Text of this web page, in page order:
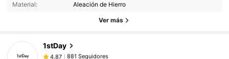
Material: Aleación de Hierro
Ver más
1stDay
881 Seguidores
881 Seguidores
4.87
881 Seguidores